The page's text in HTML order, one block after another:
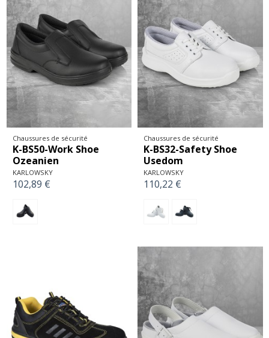
Chaussures de sécurité
K-BS50-Work Shoe
Ozeanien
KARLOWSKY
102,89 €
Chaussures de sécurité
K-BS32-Safety Shoe
Usedom
KARLOWSKY
110,22 €